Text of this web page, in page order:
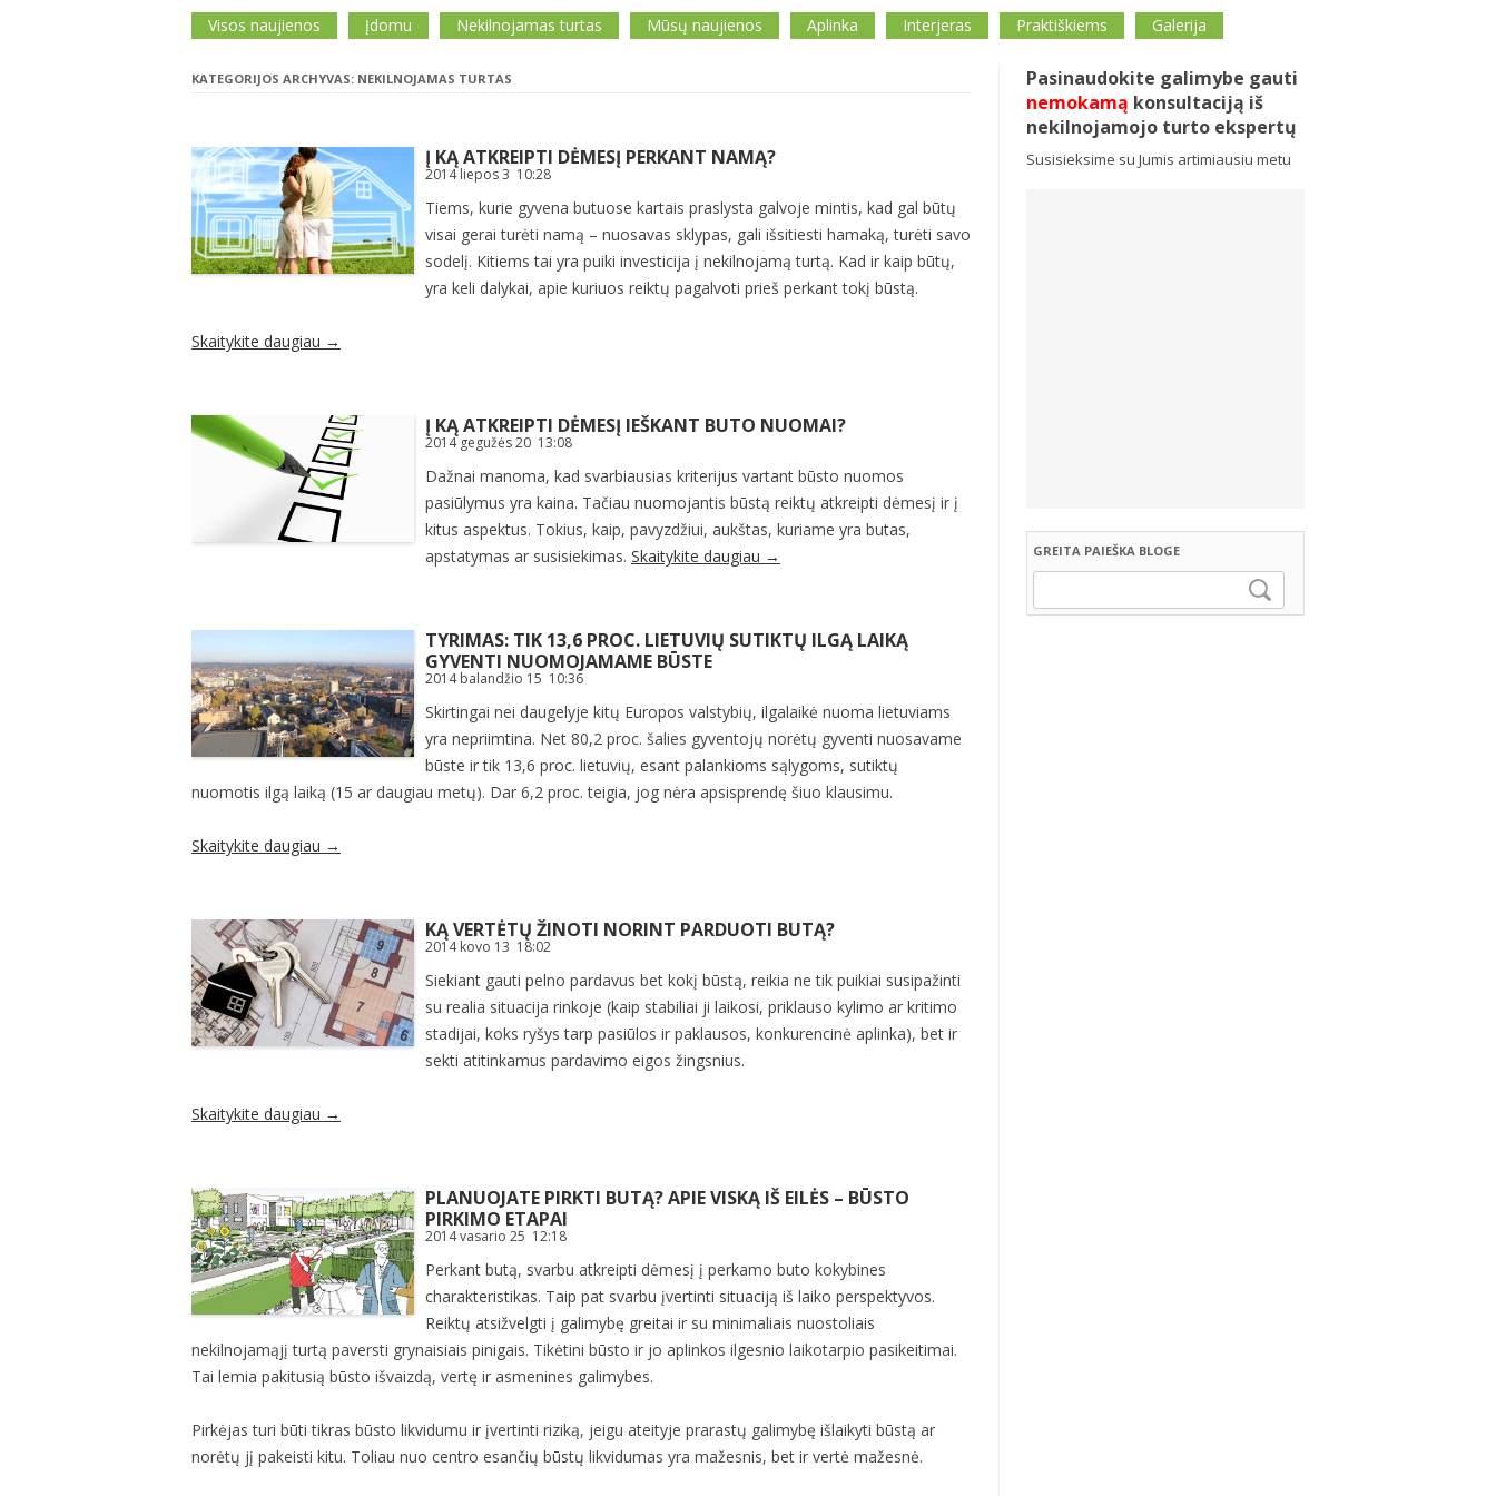
Visos naujienos Įdomu Nekilnojamas turtas Mūsų naujienos Aplinka Interjeras Praktiškiems Galerija
KATEGORIJOS ARCHYVAS: NEKILNOJAMAS TURTAS
Į KĄ ATKREIPTI DĖMESĮ PERKANT NAMĄ?
2014 liepos 3 10:28
Tiems, kurie gyvena butuose kartais praslysta galvoje mintis, kad gal būtų
visai gerai turėti namą – nuosavas sklypas, gali išsitiesti hamaką, turėti savo
sodelį. Kitiems tai yra puiki investicija į nekilnojamą turtą. Kad ir kaip būtų,
yra keli dalykai, apie kuriuos reiktų pagalvoti prieš perkant tokį būstą.
Skaitykite daugiau →
Į KĄ ATKREIPTI DĖMESĮ IEŠKANT BUTO NUOMAI?
2014 gegužės 20 13:08
Dažnai manoma, kad svarbiausias kriterijus vartant būsto nuomos
pasiūlymus yra kaina. Tačiau nuomojantis būstą reiktų atkreipti dėmesį ir į
kitus aspektus. Tokius, kaip, pavyzdžiui, aukštas, kuriame yra butas,
apstatymas ar susisiekimas. Skaitykite daugiau →
TYRIMAS: TIK 13,6 PROC. LIETUVIŲ SUTIKTŲ ILGĄ LAIKĄ
GYVENTI NUOMOJAMAME BŪSTE
2014 balandžio 15 10:36
Skirtingai nei daugelyje kitų Europos valstybių, ilgalaikė nuoma lietuviams
yra nepriimtina. Net 80,2 proc. šalies gyventojų norėtų gyventi nuosavame
būste ir tik 13,6 proc. lietuvių, esant palankioms sąlygoms, sutiktų
nuomotis ilgą laiką (15 ar daugiau metų). Dar 6,2 proc. teigia, jog nėra apsisprendę šiuo klausimu.
Skaitykite daugiau →
KĄ VERTĖTŲ ŽINOTI NORINT PARDUOTI BUTĄ?
2014 kovo 13 18:02
Siekiant gauti pelno pardavus bet kokį būstą, reikia ne tik puikiai susipažinti
su realia situacija rinkoje (kaip stabiliai ji laikosi, priklauso kylimo ar kritimo
stadijai, koks ryšys tarp pasiūlos ir paklausos, konkurencinė aplinka), bet ir
sekti atitinkamus pardavimo eigos žingsnius.
Skaitykite daugiau →
PLANUOJATE PIRKTI BUTĄ? APIE VISKĄ IŠ EILĖS – BŪSTO
PIRKIMO ETAPAI
2014 vasario 25 12:18
Perkant butą, svarbu atkreipti dėmesį į perkamo buto kokybines
charakteristikas. Taip pat svarbu įvertinti situaciją iš laiko perspektyvos.
Reiktų atsižvelgti į galimybę greitai ir su minimaliais nuostoliais
nekilnojamąjį turtą paversti grynaisiais pinigais. Tikėtini būsto ir jo aplinkos ilgesnio laikotarpio pasikeitimai.
Tai lemia pakitusią būsto išvaizdą, vertę ir asmenines galimybes.
Pirkėjas turi būti tikras būsto likvidumu ir įvertinti riziką, jeigu ateityje prarastų galimybę išlaikyti būstą ar
norėtų jį pakeisti kitu. Toliau nuo centro esančių būstų likvidumas yra mažesnis, bet ir vertė mažesnė.
Pasinaudokite galimybe gauti
nemokamą konsultaciją iš
nekilnojamojo turto ekspertų
Susisieksime su Jumis artimiausiu metu
GREITA PAIEŠKA BLOGE